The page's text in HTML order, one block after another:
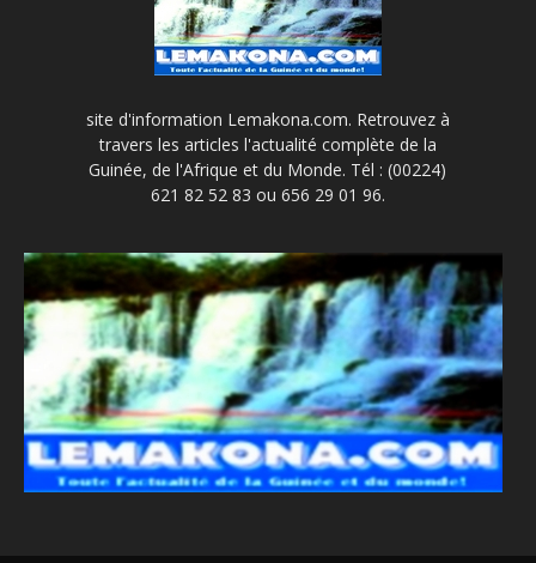
site d'information Lemakona.com. Retrouvez à
travers les articles l'actualité complète de la
Guinée, de l'Afrique et du Monde. Tél : (00224)
621 82 52 83 ou 656 29 01 96.